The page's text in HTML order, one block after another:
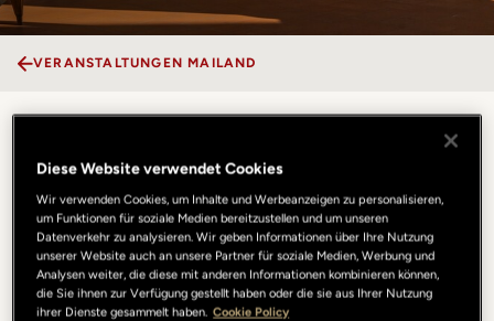
VERANSTALTUNGEN MAILAND
Loggiato
Von der Loggia in der zweiten Etage eröffnet sich ein wundervoller
Blick auf die Piazza des Portrait Milano. Die großen Schiebetüren
aus Glas ermöglichen es, die Vitalität Mailands hereinzulassen
oder sie in eine Oase der Ruhe zu verwandeln. Tagsüber strömt
natürliches Tageslicht durch alle vier Seiten, der perfekte Rahmen
Diese Website verwendet Cookies
Wir verwenden Cookies, um Inhalte und Werbeanzeigen zu personalisieren,
um Funktionen für soziale Medien bereitzustellen und um unseren
Datenverkehr zu analysieren. Wir geben Informationen über Ihre Nutzung
unserer Website auch an unsere Partner für soziale Medien, Werbung und
Analysen weiter, die diese mit anderen Informationen kombinieren können,
die Sie ihnen zur Verfügung gestellt haben oder die sie aus Ihrer Nutzung
ihrer Dienste gesammelt haben. Cookie Policy